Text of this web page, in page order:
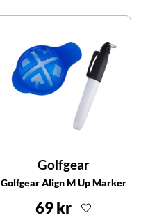
Golfgear
Golfgear Align M Up Marker
69 kr